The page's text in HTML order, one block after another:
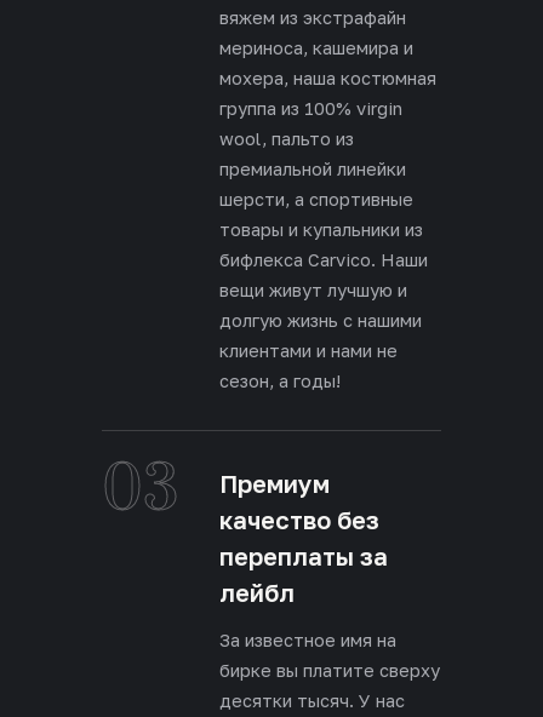
вяжем из экстрафайн
мериноса, кашемира и
мохера, наша костюмная
группа из 100% virgin
wool, пальто из
премиальной линейки
шерсти, а спортивные
товары и купальники из
бифлекса Carvico. Наши
вещи живут лучшую и
долгую жизнь с нашими
клиентами и нами не
сезон, а годы!
03
Премиум
качество без
переплаты за
лейбл
За известное имя на
бирке вы платите сверху
десятки тысяч. У нас